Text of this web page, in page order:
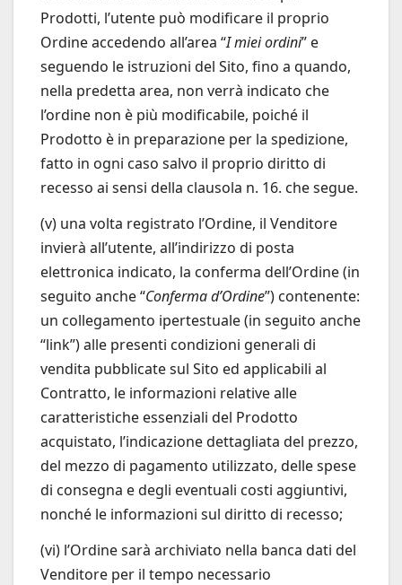
Prodotti, l’utente può modificare il proprio
Ordine accedendo all’area “I miei ordini” e
seguendo le istruzioni del Sito, fino a quando,
nella predetta area, non verrà indicato che
l’ordine non è più modificabile, poiché il
Prodotto è in preparazione per la spedizione,
fatto in ogni caso salvo il proprio diritto di
recesso ai sensi della clausola n. 16. che segue.
(v) una volta registrato l’Ordine, il Venditore
invierà all’utente, all’indirizzo di posta
elettronica indicato, la conferma dell’Ordine (in
seguito anche “Conferma d’Ordine”) contenente:
un collegamento ipertestuale (in seguito anche
“link”) alle presenti condizioni generali di
vendita pubblicate sul Sito ed applicabili al
Contratto, le informazioni relative alle
caratteristiche essenziali del Prodotto
acquistato, l’indicazione dettagliata del prezzo,
del mezzo di pagamento utilizzato, delle spese
di consegna e degli eventuali costi aggiuntivi,
nonché le informazioni sul diritto di recesso;
(vi) l’Ordine sarà archiviato nella banca dati del
Venditore per il tempo necessario